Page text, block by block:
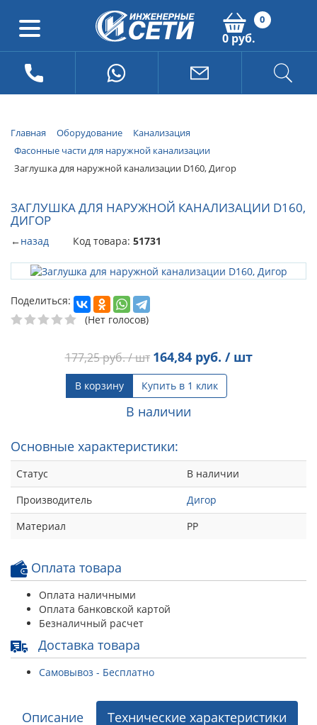
0
0 руб.
Главная Оборудование
Канализация
Фасонные части для наружной канализации
Заглушка для наружной канализации D160, Дигор
ЗАГЛУШКА ДЛЯ НАРУЖНОЙ КАНАЛИЗАЦИИ D160,
ДИГОР
←назад Код товара: 51731
Поделиться:
(Нет голосов)
177,25руб. / шт 164,84руб. / шт
В корзину Купить в 1 клик
В наличии
Основные характеристики:
Статус
В наличии
Производитель
Дигор
Материал
РР
Оплата товара
Оплата наличными
Оплата банковской картой
Безналичный расчет
Доставка товара
Самовывоз - Бесплатно
Описание
Технические характеристики